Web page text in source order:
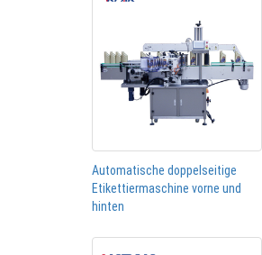
Automatische doppelseitige
Etikettiermaschine vorne und
hinten